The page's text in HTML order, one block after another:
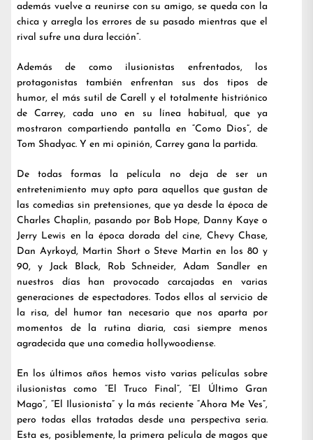
además vuelve a reunirse con su amigo, se queda con la
chica y arregla los errores de su pasado mientras que el
rival sufre una dura lección”.
Además de como ilusionistas enfrentados, los
protagonistas también enfrentan sus dos tipos de
humor, el más sutil de Carell y el totalmente histriónico
de Carrey, cada uno en su línea habitual, que ya
mostraron compartiendo pantalla en “Como Dios”, de
Tom Shadyac. Y en mi opinión, Carrey gana la partida.
De todas formas la película no deja de ser un
entretenimiento muy apto para aquellos que gustan de
las comedias sin pretensiones, que ya desde la época de
Charles Chaplin, pasando por Bob Hope, Danny Kaye o
Jerry Lewis en la época dorada del cine, Chevy Chase,
Dan Ayrkoyd, Martin Short o Steve Martin en los 80 y
90, y Jack Black, Rob Schneider, Adam Sandler en
nuestros días han provocado carcajadas en varias
generaciones de espectadores. Todos ellos al servicio de
la risa, del humor tan necesario que nos aparta por
momentos de la rutina diaria, casi siempre menos
agradecida que una comedia hollywoodiense.
En los últimos años hemos visto varias películas sobre
ilusionistas como “El Truco Final”, “El Último Gran
Mago”, “El Ilusionista” y la más reciente “Ahora Me Ves”,
pero todas ellas tratadas desde una perspectiva seria.
Esta es, posiblemente, la primera película de magos que